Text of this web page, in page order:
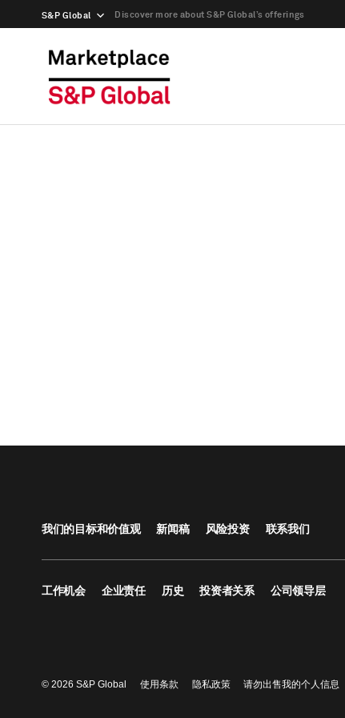
S&P Global Discover more about S&P Global’s offerings
我们的目标和价值观 新闻稿 风险投资 联系我们
工作机会 企业责任 历史 投资者关系 公司领导层
© 2026 S&P Global 使用条款 隐私政策 请勿出售我的个人信息